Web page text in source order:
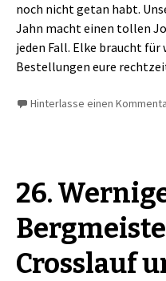
noch nicht getan habt.
Jahn macht einen tollen
jeden Fall. Elke braucht
Bestellungen eure
Hinterlasse einen
26.
Crosslauf